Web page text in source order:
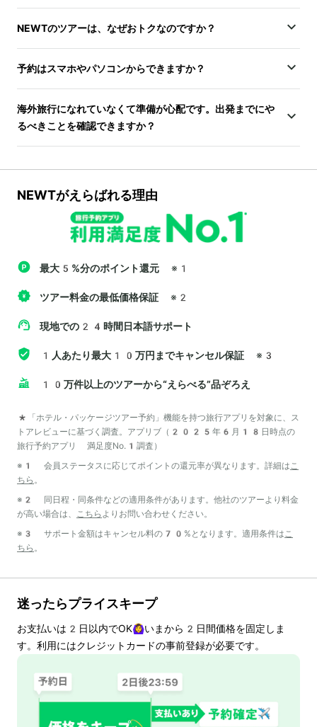
NEWTのツアーは、なぜおトクなのですか？
予約はスマホやパソコンからできますか？
海外旅行になれていなくて準備が心配です。出発までにや
るべきことを確認できますか？
NEWTがえらばれる理由
最大5%分のポイント還元 ※1
ツアー料金の最低価格保証 ※2
現地での24時間日本語サポート
1人あたり最大10万円までキャンセル保証 ※3
10万件以上のツアーから“えらべる”品ぞろえ
*「ホテル・パッケージツアー予約」機能を持つ旅行アプリを対象に、ス
トアレビューに基づく調査。アプリブ（2025年6月18日時点の
旅行予約アプリ 満足度No.1調査）
※1 会員ステータスに応じてポイントの還元率が異なります。詳細は こ
ちら 。
※2 同日程・同条件などの適用条件があります。他社のツアーより料金
が高い場合は、
こちら よりお問い合わせください。
※3 サポート金額はキャンセル料の70%となります。適用条件は こ
ちら 。
迷ったらプライスキープ
お支払いは 2 日以内でOK🙆‍♀️いまから 2 日間価格を固定しま
す。利用にはクレジットカードの事前登録が必要です。